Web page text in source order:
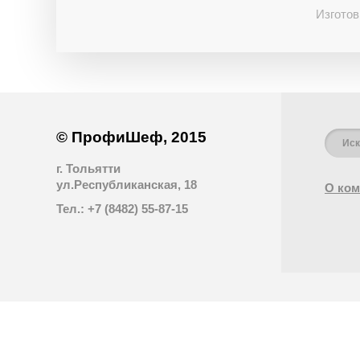
© ПрофиШеф, 2015
г. Тольятти
ул.Республиканская, 18
Тел.: +7 (8482) 55-87-15
О